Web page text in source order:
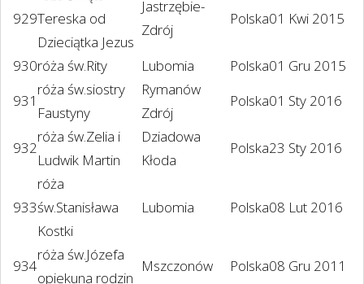
929Tereska od
Dzieciątka Jezus
Jastrzębie-
Zdrój
Polska01 Kwi 2015
930róża św.Rity Lubomia Polska01 Gru 2015
931
róża św.siostry
Faustyny
Rymanów
Zdrój
Polska01 Sty 2016
932
róża św.Zelia i
Ludwik Martin
Dziadowa
Kłoda
Polska23 Sty 2016
933
róża
św.Stanisława
Kostki
Lubomia Polska08 Lut 2016
934
róża św.Józefa
opiekuna rodzin
Mszczonów Polska08 Gru 2011